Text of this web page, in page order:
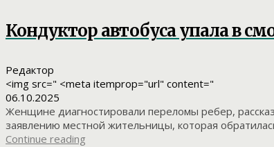
Кондуктор автобуса упала в
Редактор
<img src=" <meta itemprop="url" content="
06.10.2025
Женщине диагностировали переломы ребер,
заявлению местной жительницы, которая
Continue reading